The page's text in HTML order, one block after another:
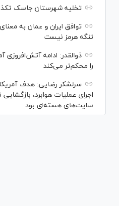
تخلیه شهرستان جاسک
توافق ایران و عمان به
تنگه هرمز نیست
ذوالقدر: ادامه آتش‌افروزی
را محکم‌تر می‌کند
سرلشکر رضایی: هدف
اجرای عملیات هوابرد،
سایت‌های هسته‌ای بود